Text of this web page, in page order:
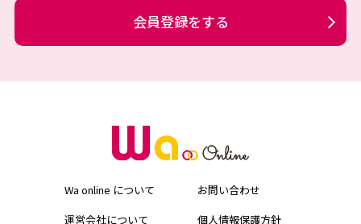
会員登録をする
Wa online について
運営会社について
お問い合わせ
個人情報保護方針